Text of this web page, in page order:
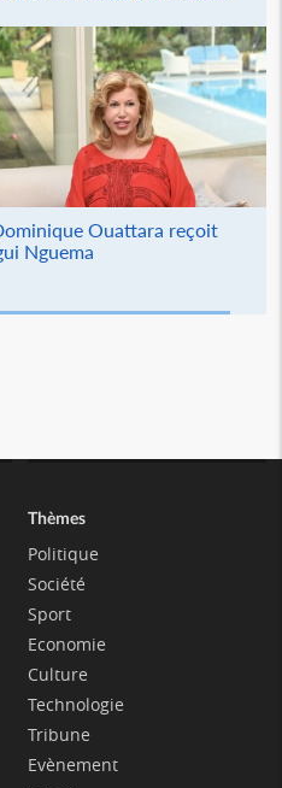
Ouattara reçoit
Nguema
Thèmes
Politique
Société
Sport
Economie
Culture
Technologie
Tribune
Evènement